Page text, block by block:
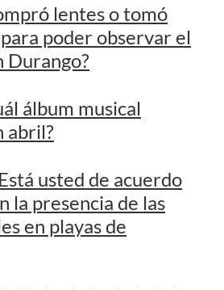
lentes o tomó
poder observar el
Durango?
álbum musical
abril?
usted de acuerdo
la presencia de las
en playas de